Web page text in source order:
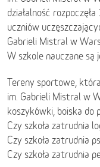
działalność
uczniów
Gabrieli Mistral w
W szkole nauczane są
Tereny sportowe,
im. Gabrieli Mistral w
koszykówki, boiska do
Czy szkoła zatrudnia
Czy szkoła zatrudnia
Czy szkoła zatrudnia